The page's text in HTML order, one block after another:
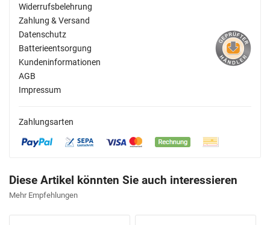
Widerrufsbelehrung
Zahlung & Versand
Datenschutz
Batterieentsorgung
Kundeninformationen
AGB
Impressum
Zahlungsarten
Diese Artikel könnten Sie auch interessieren
Mehr Empfehlungen